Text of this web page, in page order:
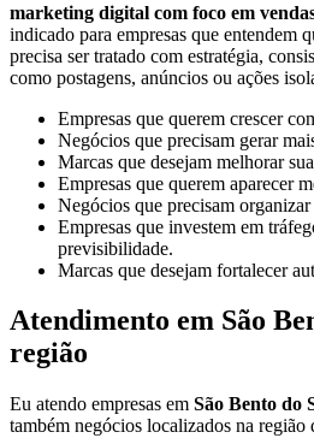
marketing digital com foco em
indicado para empresas que entendem
precisa ser tratado com estratégia,
como postagens, anúncios ou ações
Empresas que querem crescer
Negócios que precisam gerar
Marcas que desejam melhorar
Empresas que querem aparecer
Negócios que precisam
Empresas que investem em
previsibilidade.
Marcas que desejam fortalecer
Atendimento em São
região
Eu atendo empresas em São Bento do
também negócios localizados na região